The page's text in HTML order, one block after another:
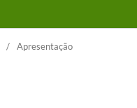
/ Apresentação